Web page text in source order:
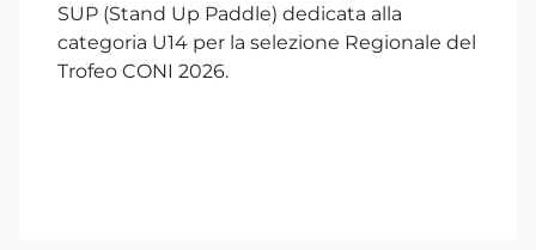
SUP (Stand Up Paddle) dedicata alla
categoria U14 per la selezione Regionale del
Trofeo CONI 2026.